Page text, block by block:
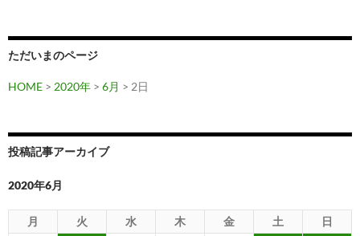
情
ただいまのページ
HOME > 2020年 > 6月 > 2日
投稿記事アーカイブ
2020年6月
月 火 水 木 金 土
日